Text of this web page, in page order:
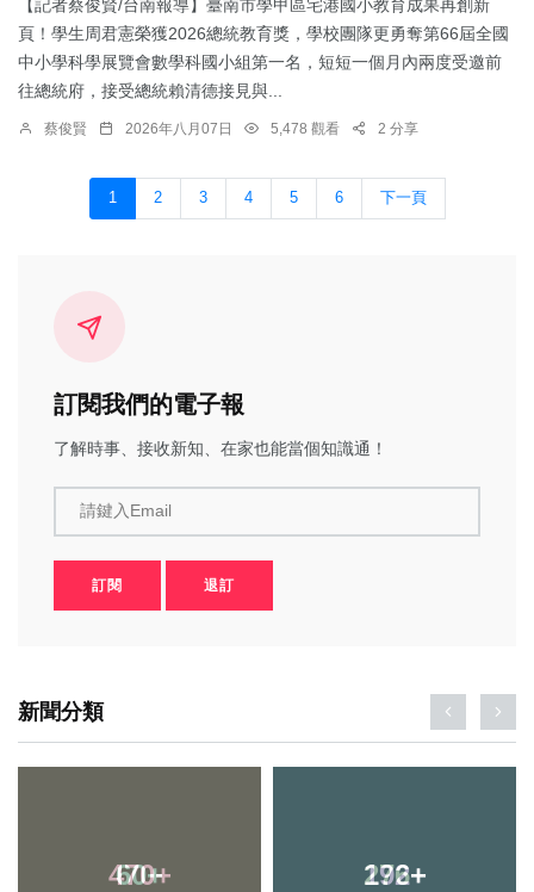
【記者蔡俊賢/台南報導】臺南市學甲區宅港國小教育成果再創新
頁！學生周君憲榮獲2026總統教育獎，學校團隊更勇奪第66屆全國
中小學科學展覽會數學科國小組第一名，短短一個月內兩度受邀前
往總統府，接受總統賴清德接見與...
蔡俊賢 2026年八月07日 5,478 觀看 2 分享
1 2 3 4 5 6 下一頁
訂閱我們的電子報
了解時事、接收新知、在家也能當個知識通！
請鍵入Email
訂閱 退訂
新聞分類
470+ 192+